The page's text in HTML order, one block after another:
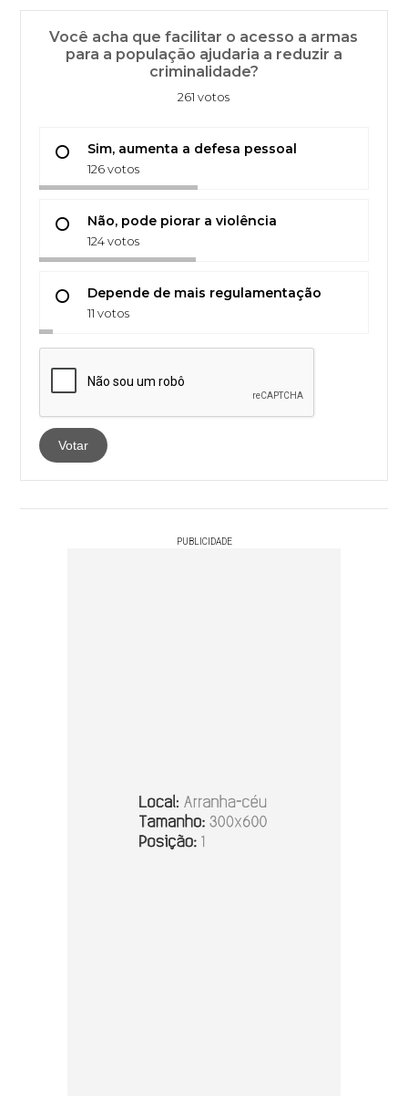
Você acha que facilitar o acesso a armas
para a população ajudaria a reduzir a
criminalidade?
261 votos
Sim, aumenta a defesa pessoal
126 votos
Não, pode piorar a violência
124 votos
Depende de mais regulamentação
11 votos
Votar
PUBLICIDADE